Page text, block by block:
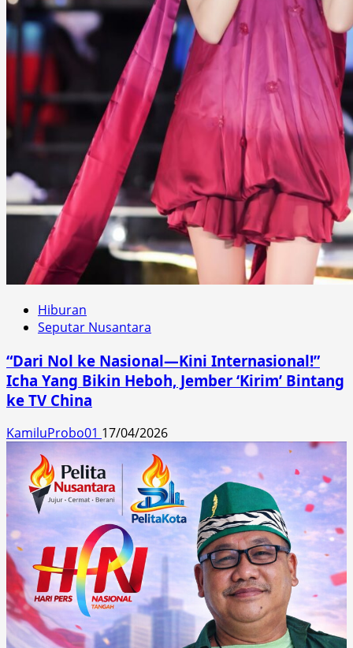
Hiburan
Seputar Nusantara
“Dari Nol ke Nasional—Kini Internasional!”
Icha Yang Bikin Heboh, Jember ‘Kirim’ Bintang
ke TV China
KamiluProbo01 17/04/2026